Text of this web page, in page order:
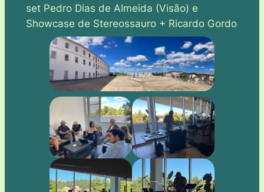
set Pedro Dias de Almeida (Visão) e
Showcase de Stereossauro + Ricardo Gordo